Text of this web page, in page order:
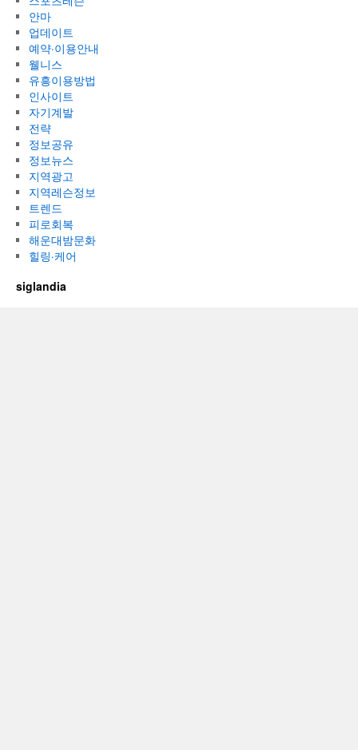
안마
업데이트
예약·이용안내
웰니스
유흥이용방법
인사이트
자기계발
전략
정보공유
정보뉴스
지역광고
지역레슨정보
트렌드
피로회복
해운대밤문화
힐링·케어
siglandia